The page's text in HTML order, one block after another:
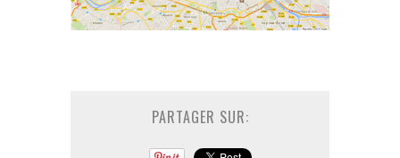
PARTAGER SUR: